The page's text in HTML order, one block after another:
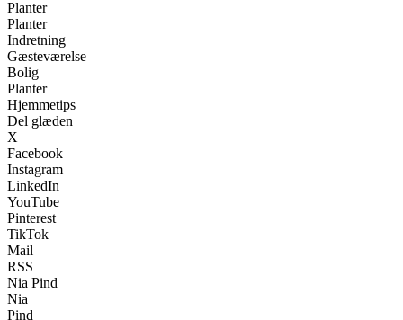
Planter
Planter
Indretning
Gæsteværelse
Bolig
Planter
Hjemmetips
Del glæden
X
Facebook
Instagram
LinkedIn
YouTube
Pinterest
TikTok
Mail
RSS
Nia Pind
Nia
Pind